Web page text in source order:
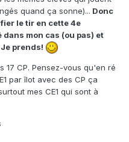
quand ça sonne)... Donc
le tir en cette 4e
mon cas (ou pas) et
prends!
17 CP. Pensez-vous qu'en ré
par îlot avec des CP ça
mes CE1 qui sont à